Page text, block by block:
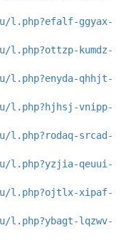
l.php?efalf-ggyax-
l.php?ottzp-kumdz-
l.php?enyda-qhhjt-
l.php?hjhsj-vnipp-
l.php?rodaq-srcad-
l.php?yzjia-qeuui-
l.php?ojtlx-xipaf-
l.php?ybagt-lqzwv-